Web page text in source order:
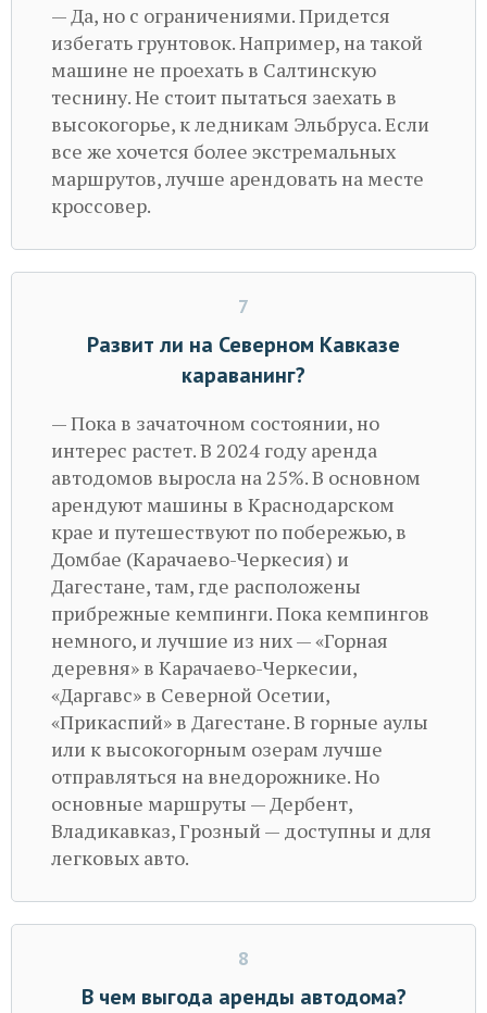
— Да, но с ограничениями. Придется
избегать грунтовок. Например, на такой
машине не проехать в Салтинскую
теснину. Не стоит пытаться заехать в
высокогорье, к ледникам Эльбруса. Если
все же хочется более экстремальных
маршрутов, лучше арендовать на месте
кроссовер.
7
Развит ли на Северном Кавказе
караванинг?
— Пока в зачаточном состоянии, но
интерес растет. В 2024 году аренда
автодомов выросла на 25%. В основном
арендуют машины в Краснодарском
крае и путешествуют по побережью, в
Домбае (Карачаево-Черкесия) и
Дагестане, там, где расположены
прибрежные кемпинги. Пока кемпингов
немного, и лучшие из них — «Горная
деревня» в Карачаево-Черкесии,
«Даргавс» в Северной Осетии,
«Прикаспий» в Дагестане. В горные аулы
или к высокогорным озерам лучше
отправляться на внедорожнике. Но
основные маршруты — Дербент,
Владикавказ, Грозный — доступны и для
легковых авто.
8
В чем выгода аренды автодома?